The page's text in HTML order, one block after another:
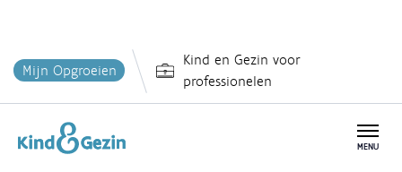
en
inhoud
Mijn Opgroeien
Kind en Gezin voor
professionelen
MENU